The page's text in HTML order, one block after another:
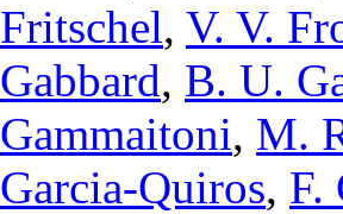
Fritschel, V. V.
Gabbard, B. U.
Gammaitoni, M.
Garcia-Quiros, F.